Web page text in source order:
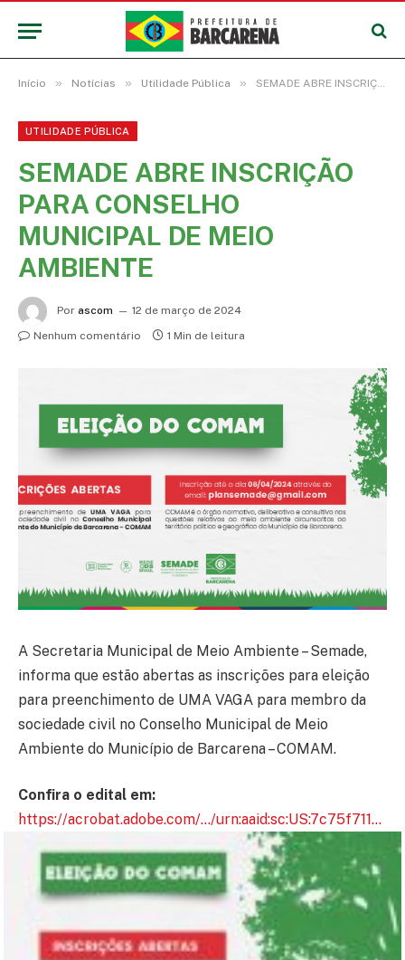
Início » Notícias » Utilidade Pública » SEMADE ABRE INSCRIÇÃO PARA CONSELHO MUNICIPAL DE MEIO AMBIENTE
UTILIDADE PÚBLICA
SEMADE ABRE INSCRIÇÃO
PARA CONSELHO
MUNICIPAL DE MEIO
AMBIENTE
Por ascom
12 de março de 2024
Nenhum comentário
1 Min de leitura
A Secretaria Municipal de Meio Ambiente – Semade,
informa que estão abertas as inscrições para eleição
para preenchimento de UMA VAGA para membro da
sociedade civil no Conselho Municipal de Meio
Ambiente do Município de Barcarena – COMAM.
Confira o edital em:
https://acrobat.adobe.com/…/urn:aaid:sc:US:7c75f711…